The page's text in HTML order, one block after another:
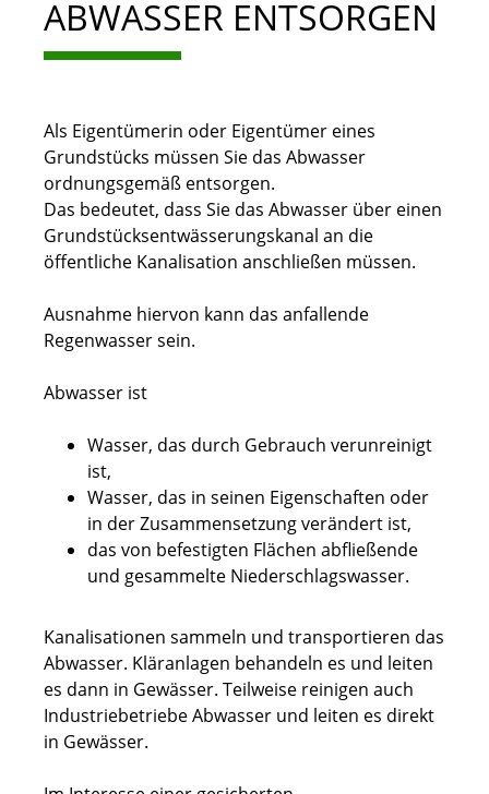
ABWASSER ENTSORGEN
Als Eigentümerin oder Eigentümer eines
Grundstücks müssen Sie das Abwasser
ordnungsgemäß entsorgen.
Das bedeutet, dass Sie das Abwasser über einen
Grundstücksentwässerungskanal an die
öffentliche Kanalisation anschließen müssen.
Ausnahme hiervon kann das anfallende
Regenwasser sein.
Abwasser ist
Wasser, das durch Gebrauch verunreinigt
ist,
Wasser, das in seinen Eigenschaften oder
in der Zusammensetzung verändert ist,
das von befestigten Flächen abfließende
und gesammelte Niederschlagswasser.
Kanalisationen sammeln und transportieren das
Abwasser. Kläranlagen behandeln es und leiten
es dann in Gewässer. Teilweise reinigen auch
Industriebetriebe Abwasser und leiten es direkt
in Gewässer.